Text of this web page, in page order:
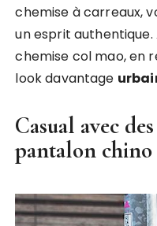
chemise à carreaux,
un esprit
chemise col mao, en
look davantage
Casual avec
pantalon chino